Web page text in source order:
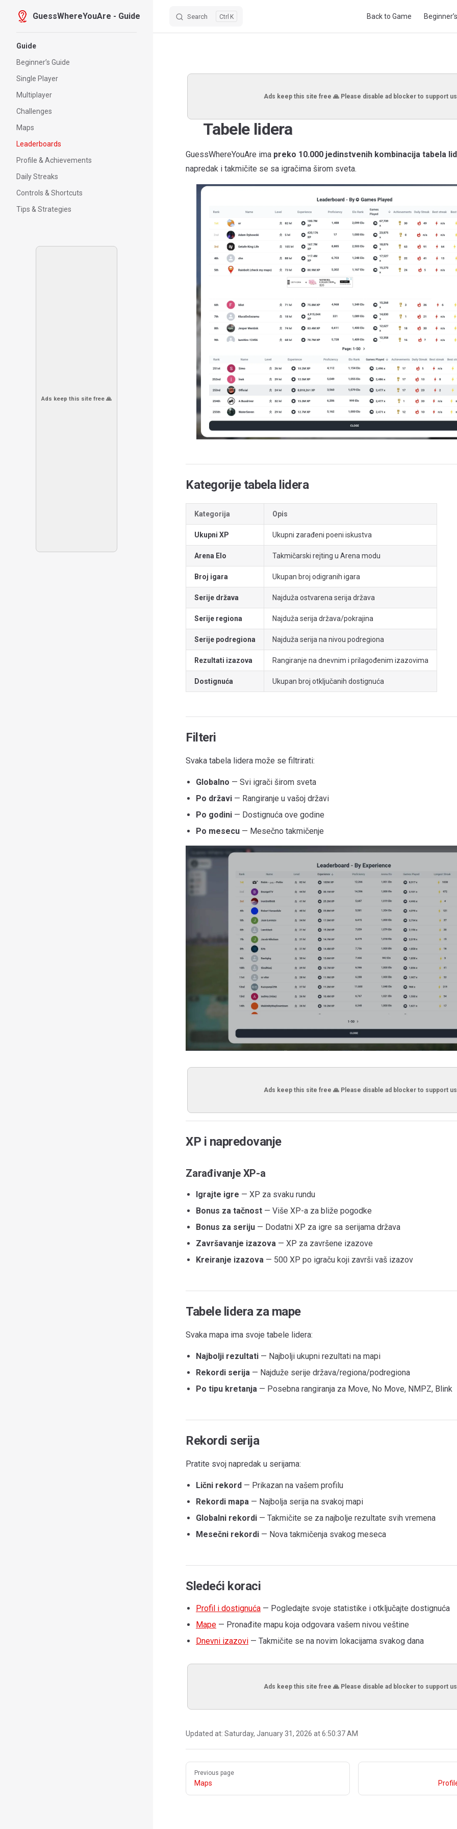
Skip to content
GuessWhereYouAre - Guide Search K Back to Game
Guide
Beginner’s Guide
Single Player
Multiplayer
Challenges
Maps
Leaderboards
Profile & Achievements
Daily Streaks
Controls & Shortcuts
Tips & Strategies
Ads keep this site free 🙏
Ads keep this site free 🙏 Please disable ad blocker to support
Tabele lidera
GuessWhereYouAre ima preko 10.000 jedinstvenih kombinacija tabela
napredak i takmičite se sa igračima širom sveta.
Kategorije tabela lidera
Kategorija Opis
Ukupni XP Ukupni zarađeni poeni iskustva
Arena Elo Takmičarski rejting u Arena modu
Broj igara Ukupan broj odigranih igara
Serije država Najduža ostvarena serija država
Serije regiona Najduža serija država/pokrajina
Serije podregiona Najduža serija na nivou podregiona
Rezultati izazova Rangiranje na dnevnim i prilagođenim izazovima
Dostignuća Ukupan broj otključanih dostignuća
Filteri
Svaka tabela lidera može se filtrirati:
Globalno — Svi igrači širom sveta
Po državi — Rangiranje u vašoj državi
Po godini — Dostignuća ove godine
Po mesecu — Mesečno takmičenje
Ads keep this site free 🙏 Please disable ad blocker to support
XP i napredovanje
Zarađivanje XP-a
Igrajte igre — XP za svaku rundu
Bonus za tačnost — Više XP-a za bliže pogodke
Bonus za seriju — Dodatni XP za igre sa serijama država
Završavanje izazova — XP za završene izazove
Kreiranje izazova — 500 XP po igraču koji završi vaš izazov
Tabele lidera za mape
Svaka mapa ima svoje tabele lidera:
Najbolji rezultati — Najbolji ukupni rezultati na mapi
Rekordi serija — Najduže serije država/regiona/podregiona
Po tipu kretanja — Posebna rangiranja za Move, No Move, NMPZ, Blink
Rekordi serija
Pratite svoj napredak u serijama:
Lični rekord — Prikazan na vašem profilu
Rekordi mapa — Najbolja serija na svakoj mapi
Globalni rekordi — Takmičite se za najbolje rezultate svih vremena
Mesečni rekordi — Nova takmičenja svakog meseca
Sledeći koraci
Profil i dostignuća — Pogledajte svoje statistike i otključajte dostignuća
Mape — Pronađite mapu koja odgovara vašem nivou veštine
Dnevni izazovi — Takmičite se na novim lokacijama svakog dana
Ads keep this site free 🙏 Please disable ad blocker to support
Updated at: Saturday, January 31, 2026 at 6:50:37 AM
Previous page
Maps